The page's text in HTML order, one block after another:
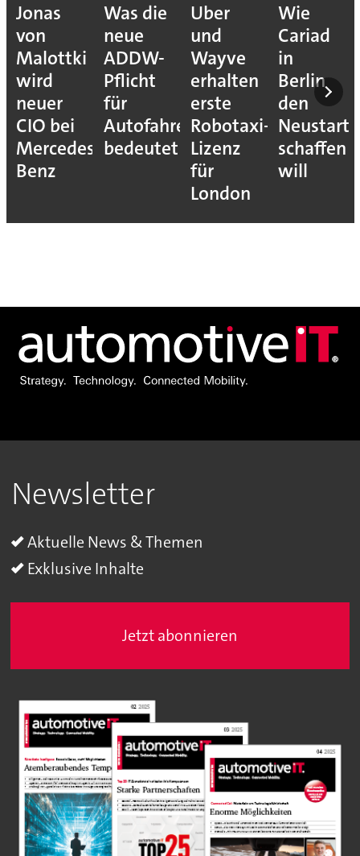
Jonas
von
Malottki
wird
neuer
CIO bei
Mercedes-
Benz
Was die
neue
ADDW-
Pflicht
für
Autofahrer
bedeutet
Uber
und
Wayve
erhalten
erste
Robotaxi-
Lizenz
für
London
Wie
Cariad
in
Berlin
den
Neustart
schaffen
will
Newsletter
Aktuelle News & Themen
Exklusive Inhalte
Jetzt abonnieren